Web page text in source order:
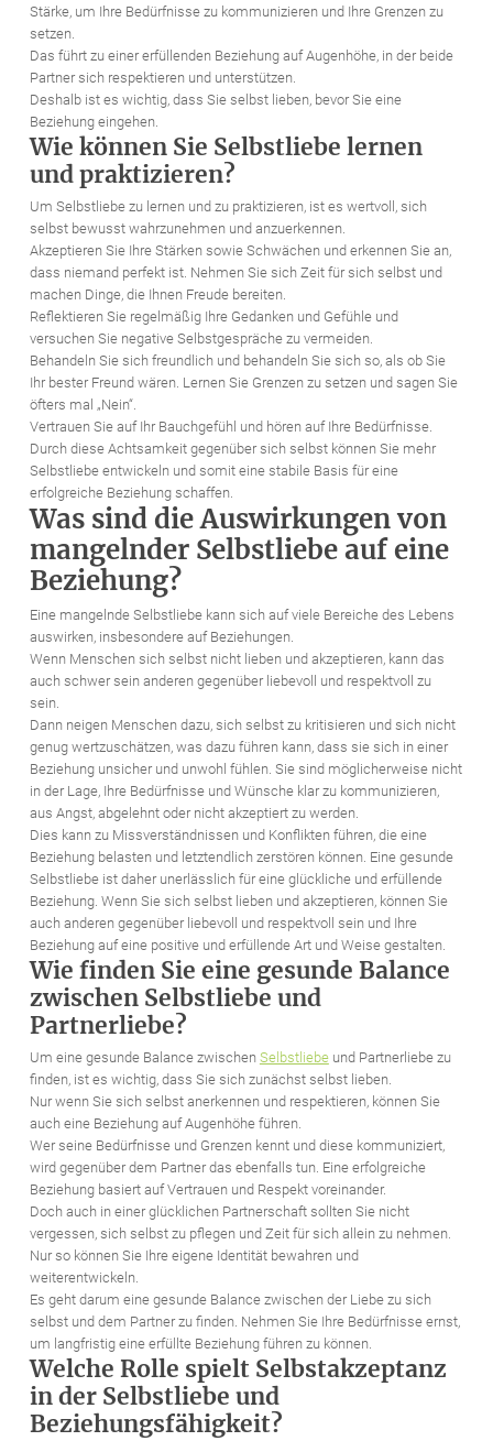
Stärke, um Ihre Bedürfnisse zu kommunizieren und Ihre Grenzen zu
setzen.
Das führt zu einer erfüllenden Beziehung auf Augenhöhe, in der beide
Partner sich respektieren und unterstützen.
Deshalb ist es wichtig, dass Sie selbst lieben, bevor Sie eine
Beziehung eingehen.
Wie können Sie Selbstliebe lernen
und praktizieren?
Um Selbstliebe zu lernen und zu praktizieren, ist es wertvoll, sich
selbst bewusst wahrzunehmen und anzuerkennen.
Akzeptieren Sie Ihre Stärken sowie Schwächen und erkennen Sie an,
dass niemand perfekt ist. Nehmen Sie sich Zeit für sich selbst und
machen Dinge, die Ihnen Freude bereiten.
Reflektieren Sie regelmäßig Ihre Gedanken und Gefühle und
versuchen Sie negative Selbstgespräche zu vermeiden.
Behandeln Sie sich freundlich und behandeln Sie sich so, als ob Sie
Ihr bester Freund wären. Lernen Sie Grenzen zu setzen und sagen Sie
öfters mal „Nein“.
Vertrauen Sie auf Ihr Bauchgefühl und hören auf Ihre Bedürfnisse.
Durch diese Achtsamkeit gegenüber sich selbst können Sie mehr
Selbstliebe entwickeln und somit eine stabile Basis für eine
erfolgreiche Beziehung schaffen.
Was sind die Auswirkungen von
mangelnder Selbstliebe auf eine
Beziehung?
Eine mangelnde Selbstliebe kann sich auf viele Bereiche des Lebens
auswirken, insbesondere auf Beziehungen.
Wenn Menschen sich selbst nicht lieben und akzeptieren, kann das
auch schwer sein anderen gegenüber liebevoll und respektvoll zu
sein.
Dann neigen Menschen dazu, sich selbst zu kritisieren und sich nicht
genug wertzuschätzen, was dazu führen kann, dass sie sich in einer
Beziehung unsicher und unwohl fühlen. Sie sind möglicherweise nicht
in der Lage, Ihre Bedürfnisse und Wünsche klar zu kommunizieren,
aus Angst, abgelehnt oder nicht akzeptiert zu werden.
Dies kann zu Missverständnissen und Konflikten führen, die eine
Beziehung belasten und letztendlich zerstören können. Eine gesunde
Selbstliebe ist daher unerlässlich für eine glückliche und erfüllende
Beziehung. Wenn Sie sich selbst lieben und akzeptieren, können Sie
auch anderen gegenüber liebevoll und respektvoll sein und Ihre
Beziehung auf eine positive und erfüllende Art und Weise gestalten.
Wie finden Sie eine gesunde Balance
zwischen Selbstliebe und
Partnerliebe?
Um eine gesunde Balance zwischen Selbstliebeund Partnerliebe zu
finden, ist es wichtig, dass Sie sich zunächst selbst lieben.
Nur wenn Sie sich selbst anerkennen und respektieren, können Sie
auch eine Beziehung auf Augenhöhe führen.
Wer seine Bedürfnisse und Grenzen kennt und diese kommuniziert,
wird gegenüber dem Partner das ebenfalls tun. Eine erfolgreiche
Beziehung basiert auf Vertrauen und Respekt voreinander.
Doch auch in einer glücklichen Partnerschaft sollten Sie nicht
vergessen, sich selbst zu pflegen und Zeit für sich allein zu nehmen.
Nur so können Sie Ihre eigene Identität bewahren und
weiterentwickeln.
Es geht darum eine gesunde Balance zwischen der Liebe zu sich
selbst und dem Partner zu finden. Nehmen Sie Ihre Bedürfnisse ernst,
um langfristig eine erfüllte Beziehung führen zu können.
Welche Rolle spielt Selbstakzeptanz
in der Selbstliebe und
Beziehungsfähigkeit?